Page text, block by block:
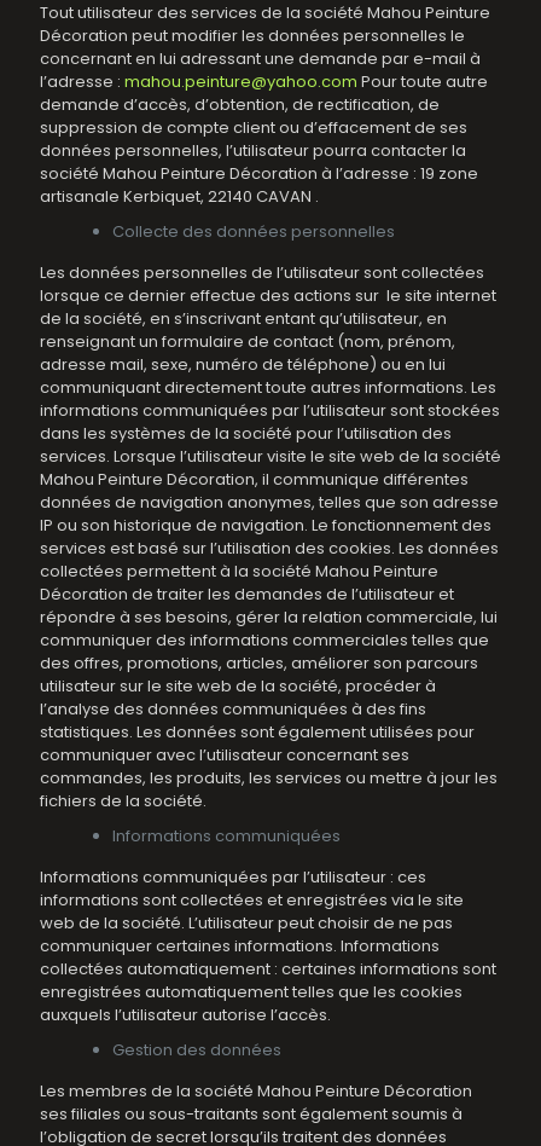
Tout utilisateur des services de la société Mahou Peinture
Décoration peut modifier les données personnelles le
concernant en lui adressant une demande par e-mail à
l’adresse : mahou.peinture@yahoo.com Pour toute autre
demande d’accès, d’obtention, de rectification, de
suppression de compte client ou d’effacement de ses
données personnelles, l’utilisateur pourra contacter la
société Mahou Peinture Décoration à l’adresse : 19 zone
artisanale Kerbiquet, 22140 CAVAN .
Collecte des données personnelles
Les données personnelles de l’utilisateur sont collectées
lorsque ce dernier effectue des actions sur le site internet
de la société, en s’inscrivant entant qu’utilisateur, en
renseignant un formulaire de contact (nom, prénom,
adresse mail, sexe, numéro de téléphone) ou en lui
communiquant directement toute autres informations. Les
informations communiquées par l’utilisateur sont stockées
dans les systèmes de la société pour l’utilisation des
services. Lorsque l’utilisateur visite le site web de la société
Mahou Peinture Décoration, il communique différentes
données de navigation anonymes, telles que son adresse
IP ou son historique de navigation. Le fonctionnement des
services est basé sur l’utilisation des cookies. Les données
collectées permettent à la société Mahou Peinture
Décoration de traiter les demandes de l’utilisateur et
répondre à ses besoins, gérer la relation commerciale, lui
communiquer des informations commerciales telles que
des offres, promotions, articles, améliorer son parcours
utilisateur sur le site web de la société, procéder à
l’analyse des données communiquées à des fins
statistiques. Les données sont également utilisées pour
communiquer avec l’utilisateur concernant ses
commandes, les produits, les services ou mettre à jour les
fichiers de la société.
Informations communiquées
Informations communiquées par l’utilisateur : ces
informations sont collectées et enregistrées via le site
web de la société. L’utilisateur peut choisir de ne pas
communiquer certaines informations. Informations
collectées automatiquement : certaines informations sont
enregistrées automatiquement telles que les cookies
auxquels l’utilisateur autorise l’accès.
Gestion des données
Les membres de la société Mahou Peinture Décoration
ses filiales ou sous-traitants sont également soumis à
l’obligation de secret lorsqu’ils traitent des données